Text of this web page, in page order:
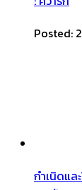
Posted:
กำเนิดแ